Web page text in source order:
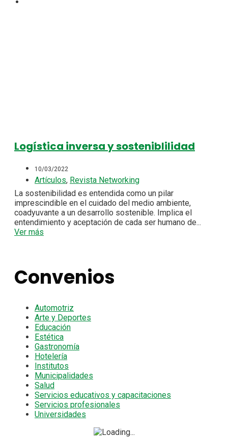
Logística inversa y sosteniblilidad
10/03/2022
Artículos, Revista Networking
La sostenibilidad es entendida como un pilar
imprescindible en el cuidado del medio ambiente,
coadyuvante a un desarrollo sostenible. Implica el
entendimiento y aceptación de cada ser humano de...
Ver más
Convenios
Automotriz
Arte y Deportes
Educación
Estética
Gastronomía
Hotelería
Institutos
Municipalidades
Salud
Servicios educativos y capacitaciones
Servicios profesionales
Universidades